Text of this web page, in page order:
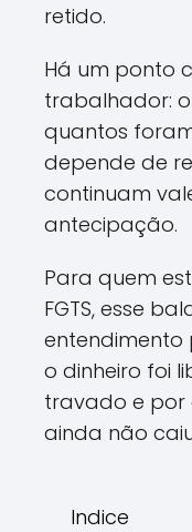
retido.
Há um ponto
trabalhador:
quantos
depende de
continuam
antecipação.
Para quem
FGTS, esse
entendimento
o dinheiro foi
travado e por
ainda não
Indice